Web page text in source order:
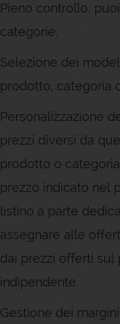
Pieno controllo:
categorie.
Selezione dei
prodotto, categoria
Personalizzazione
prezzi diversi da
prodotto o
prezzo indicato nel
listino a parte
assegnare alle
dai prezzi offerti sul
indipendente.
Gestione dei